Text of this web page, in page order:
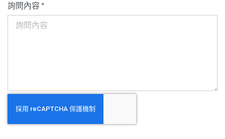
詢問內容 *